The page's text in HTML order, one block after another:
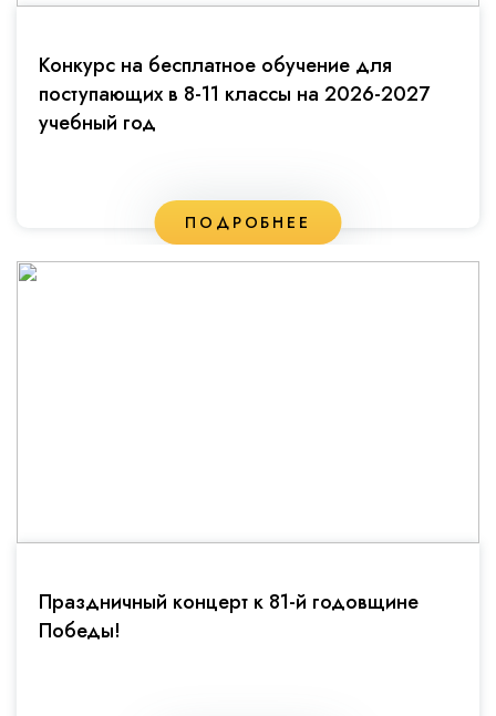
Конкурс на бесплатное обучение для
поступающих в 8-11 классы на 2026-2027
учебный год
ПОДРОБНЕЕ
Праздничный концерт к 81-й годовщине
Победы!